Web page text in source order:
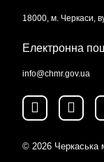
18000, м. Черкаси,
Електронна
info@chmr.gov.ua
© 2026 Черкаська